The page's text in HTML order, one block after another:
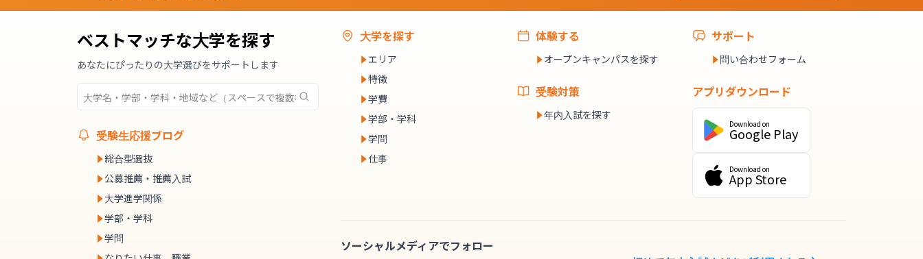
ベストマッチな大学を探す
あなたにぴったりの大学選びをサポートします
受験生応援ブログ
総合型選抜
公募推薦・推薦入試
大学進学関係
学部・学科
学問
大学を探す
エリア
特徴
学費
学部・学科
学問
仕事
体験する
オープンキャンパスを探す
受験対策
年内入試を探す
サポート
問い合わせフォーム
アプリダウンロード
Download on
Google Play
Download on
App Store
ソーシャルメディアでフォロー